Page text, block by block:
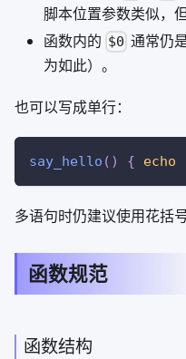
脚本位置参数类似，
函数内的 $0 通常仍
为如此）。
也可以写成单行：
say_hello ( ) { echo
多语句时仍建议使用花括
函数规范
函数结构